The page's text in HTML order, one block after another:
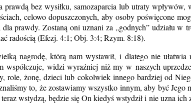
bez wysiłku, samozaparcia lub utraty wpływów,
celowo dopuszczonych, aby osoby poświęcone
prawdy. Zostaną oni uznani za „godnych” udziału
radością (Efezj. 4:1; Obj. 3:4; Rzym. 8:18).
nagrodę, którą nam wystawił, i dlatego nie
widzi wyraźniej niż my w naszych
żonę, dzieci lub cokolwiek innego bardziej od
to, że zostawiamy wszystko innym, aby być Jego
wstydzą, będzie się On kiedyś wstydził i nie uzna